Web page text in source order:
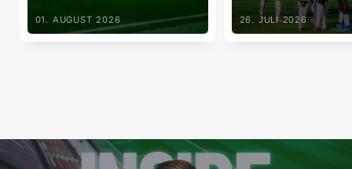
01. AUGUST 2026 26. JULI 2026